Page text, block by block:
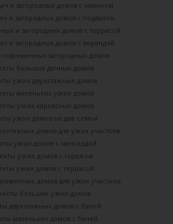
и загородных домов с камином
и загородных домов с подвалом
и загородных домов с террасой
и загородных домов с верандой
загородных домов
больших дачных домов
узких двухэтажных домов
маленьких узких домов
узких каркасных домов
узких домов на две семьи
домов для узких участков
узких домов с мансардой
узких домов с гаражом
узких домов с террасой
домов для узких участков
больших узких домов
двухэтажных домов с баней
маленьких домов с баней